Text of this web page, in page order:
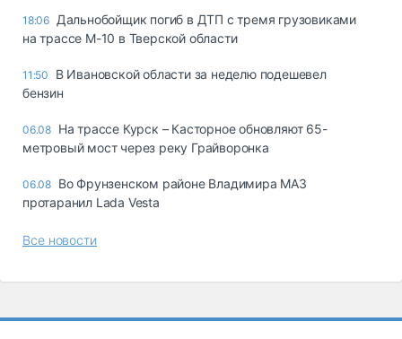
18:06 Дальнобойщик погиб в ДТП с тремя грузовиками
на трассе М-10 в Тверской области
11:50
В Ивановской области за неделю подешевел
бензин
06.08 На трассе Курск – Касторное обновляют 65-
метровый мост через реку Грайворонка
06.08 Во Фрунзенском районе Владимира МАЗ
протаранил Lada Vesta
Все новости